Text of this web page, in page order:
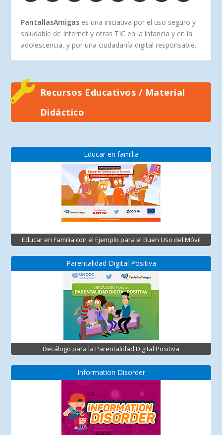
PantallasAmigas es una iniciativa por el uso seguro y
saludable de Internet y otras TIC en la infancia y en la
adolescencia, y por una ciudadanía digital responsable.
Recursos Educativos / Material
Didáctico
Educar en familia
Educar en Familia con el Ejemplo para el Buen Uso del Móvil
Parentalidad Digital Positiva
Decálogo para la Parentalidad Digital Positiva
Information Disorder